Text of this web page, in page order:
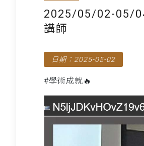
2025/05/02-05/
講師
日期：2025-05-02
#學術成就🔥